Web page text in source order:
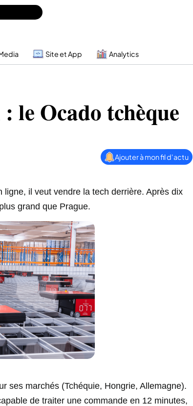
Site et App Analytics
le Ocado tchèque
Ajouter à mon fil d'actu
il veut vendre la tech derrière. Après dix
grand que Prague.
ses marchés (Tchéquie, Hongrie, Allemagne).
de traiter une commande en 12 minutes,